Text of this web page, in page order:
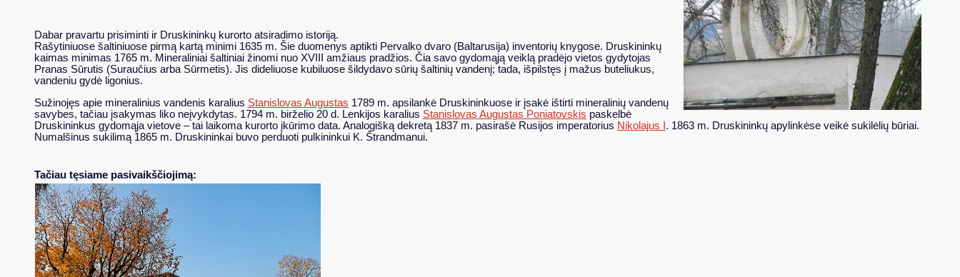
Dabar pravartu prisiminti ir Druskininkų kurorto atsiradimo istoriją.
Rašytiniuose šaltiniuose pirmą kartą minimi 1635 m. Šie duomenys aptikti Pervalko dvaro (Baltarusija) inventorių knygose. Druskininkų
kaimas minimas 1765 m. Mineraliniai šaltiniai žinomi nuo XVIII amžiaus pradžios. Čia savo gydomąją veiklą pradėjo vietos gydytojas
Pranas Sūrutis (Suraučius arba Sūrmetis). Jis dideliuose kubiluose šildydavo sūrių šaltinių vandenį; tada, išpilstęs į mažus buteliukus,
vandeniu gydė ligonius.
Sužinojęs apie mineralinius vandenis karalius Stanislovas Augustas 1789 m. apsilankė Druskininkuose ir įsakė ištirti mineralinių vandenų
savybes, tačiau įsakymas liko neįvykdytas. 1794 m. birželio 20 d. Lenkijos karalius Stanislovas Augustas Poniatovskis paskelbė
Druskininkus gydomąja vietove – tai laikoma kurorto įkūrimo data. Analogišką dekretą 1837 m. pasirašė Rusijos imperatorius Nikolajus I . 1863 m. Druskininkų apylinkėse veikė sukilėlių būriai.
Numalšinus sukilimą 1865 m. Druskininkai buvo perduoti pulkininkui K. Štrandmanui.
Tačiau tęsiame pasivaikščiojimą: